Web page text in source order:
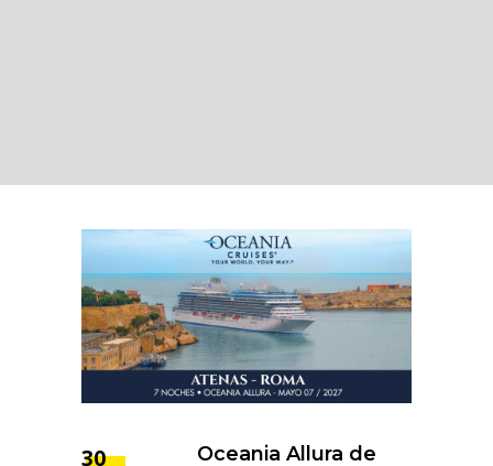
30
Oceania Allura de